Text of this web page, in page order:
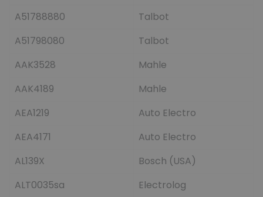
A51788880
Talbot
A51798080
Talbot
AAK3528
Mahle
AAK4189
Mahle
AEA1219
Auto Electro
AEA4171
Auto Electro
AL139X
Bosch (USA)
ALT0035sa
Electrolog